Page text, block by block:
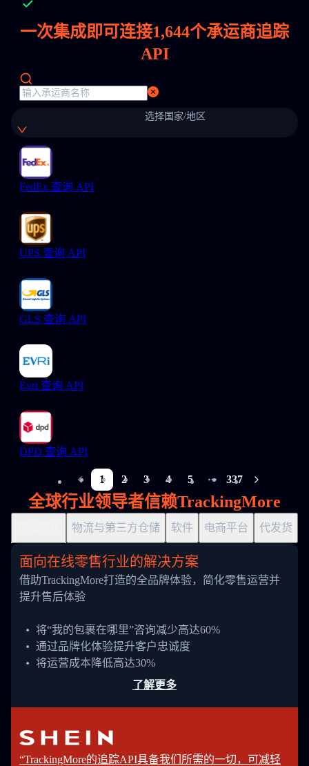
一次集成即可连接1,644个承运商追踪
API
选择国家/地区
FedEx 查询 API
UPS 查询 API
GLS 查询 API
Evri 查询 API
DPD 查询 API
1 2 3 4 5
More pages
337
全球行业领导者信赖TrackingMore
物流与第三方仓储 软件 电商平台 代发货
面向在线零售行业的解决方案
借助TrackingMore打造的全品牌体验，简化零售运营并
提升售后体验
将“我的包裹在哪里”咨询减少高达60%
通过品牌化体验提升客户忠诚度
将运营成本降低高达30%
了解更多
“TrackingMore的追踪API具备我们所需的一切，可减轻